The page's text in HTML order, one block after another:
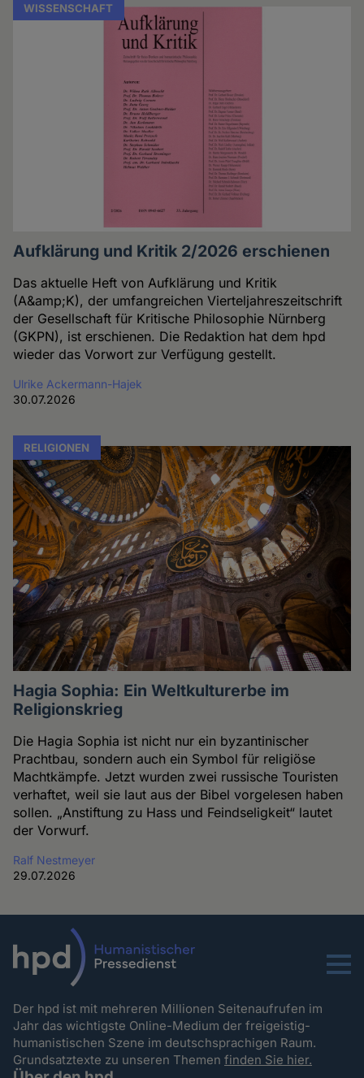
WISSENSCHAFT
Aufklärung und Kritik 2/2026 erschienen
Das aktuelle Heft von Aufklärung und Kritik
(A&amp;K), der umfangreichen Vierteljahreszeitschrift
der Gesellschaft für Kritische Philosophie Nürnberg
(GKPN), ist erschienen. Die Redaktion hat dem hpd
wieder das Vorwort zur Verfügung gestellt.
Ulrike Ackermann-Hajek
30.07.2026
RELIGIONEN
Hagia Sophia: Ein Weltkulturerbe im
Religionskrieg
Die Hagia Sophia ist nicht nur ein byzantinischer
Prachtbau, sondern auch ein Symbol für religiöse
Machtkämpfe. Jetzt wurden zwei russische Touristen
verhaftet, weil sie laut aus der Bibel vorgelesen haben
sollen. „Anstiftung zu Hass und Feindseligkeit“ lautet
der Vorwurf.
Ralf Nestmeyer
29.07.2026
Menu
Der hpd ist mit mehreren Millionen Seitenaufrufen im
Jahr das wichtigste Online-Medium der freigeistig-
humanistischen Szene im deutschsprachigen Raum.
Grundsatztexte zu unseren Themenfinden Sie hier.